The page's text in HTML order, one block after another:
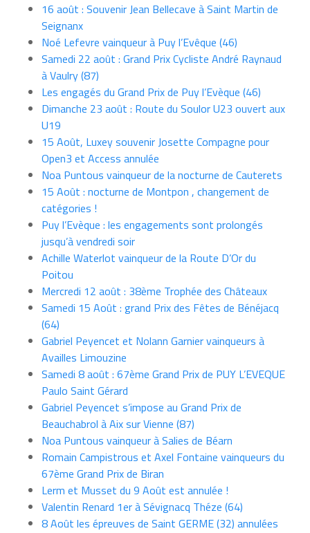
16 août : Souvenir Jean Bellecave à Saint Martin de
Seignanx
Noé Lefevre vainqueur à Puy l’Evêque (46)
Samedi 22 août : Grand Prix Cycliste André Raynaud
à Vaulry (87)
Les engagés du Grand Prix de Puy l’Evèque (46)
Dimanche 23 août : Route du Soulor U23 ouvert aux
U19
15 Août, Luxey souvenir Josette Compagne pour
Open3 et Access annulée
Noa Puntous vainqueur de la nocturne de Cauterets
15 Août : nocturne de Montpon , changement de
catégories !
Puy l’Evèque : les engagements sont prolongés
jusqu’à vendredi soir
Achille Waterlot vainqueur de la Route D’Or du
Poitou
Mercredi 12 août : 38ème Trophée des Châteaux
Samedi 15 Août : grand Prix des Fêtes de Bénéjacq
(64)
Gabriel Peyencet et Nolann Garnier vainqueurs à
Availles Limouzine
Samedi 8 août : 67ème Grand Prix de PUY L’EVEQUE
Paulo Saint Gérard
Gabriel Peyencet s’impose au Grand Prix de
Beauchabrol à Aix sur Vienne (87)
Noa Puntous vainqueur à Salies de Béarn
Romain Campistrous et Axel Fontaine vainqueurs du
67ème Grand Prix de Biran
Lerm et Musset du 9 Août est annulée !
Valentin Renard 1er à Sévignacq Théze (64)
8 Août les épreuves de Saint GERME (32) annulées